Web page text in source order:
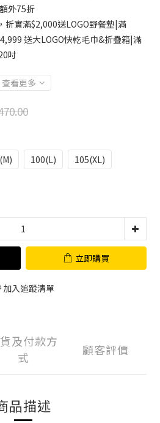
外75折
折實滿$2,000送LOGO野餐墊|滿
送大LOGO快乾毛巾&折疊箱|滿
吋
查看更多
100(L)
105(XL)
立即購買
加入追蹤清單
及付款方
式
顧客評價
品描述